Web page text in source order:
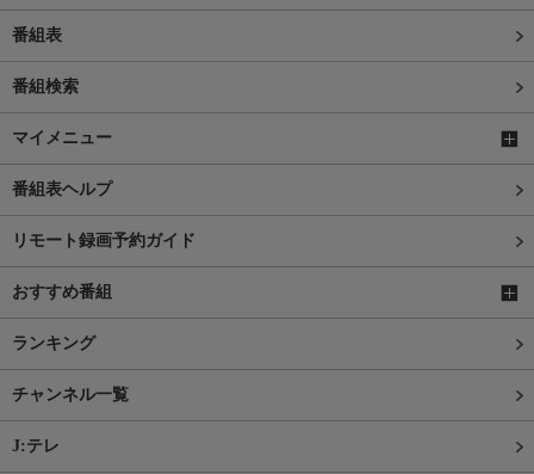
番組表
番組検索
マイメニュー
番組表ヘルプ
リモート録画予約ガイド
おすすめ番組
ランキング
チャンネル一覧
J:テレ